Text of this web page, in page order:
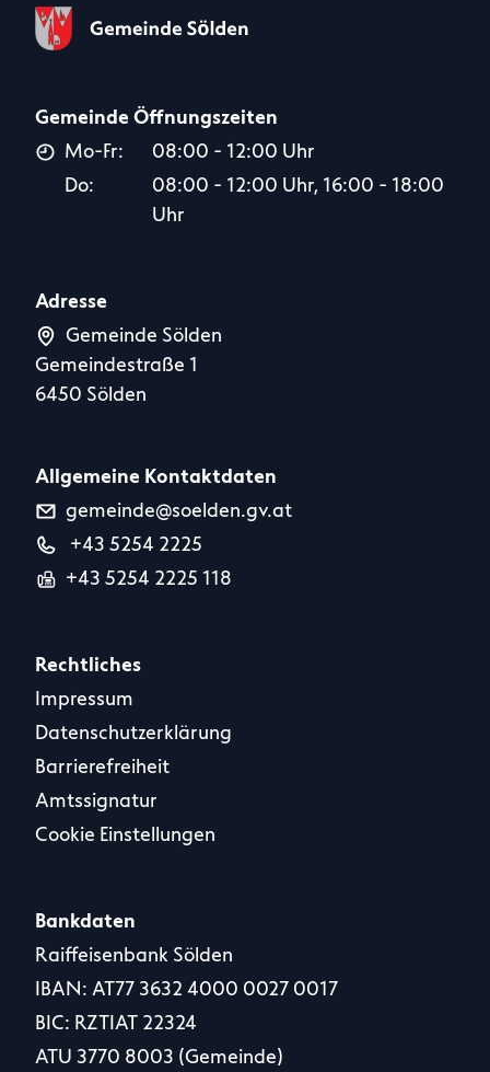
Gemeinde Öffnungszeiten
Mo-Fr:
08:00 - 12:00 Uhr
Do:
08:00 - 12:00 Uhr, 16:00 - 18:00
Uhr
Adresse
Gemeinde Sölden
Gemeindestraße 1
6450 Sölden
Allgemeine Kontaktdaten
gemeinde@soelden.gv.at
+43 5254 2225
+43 5254 2225 118
Rechtliches
Impressum
Datenschutzerklärung
Barrierefreiheit
Amtssignatur
Cookie Einstellungen
Bankdaten
Raiffeisenbank Sölden
IBAN: AT77 3632 4000 0027 0017
BIC: RZTIAT 22324
ATU 3770 8003 (Gemeinde)